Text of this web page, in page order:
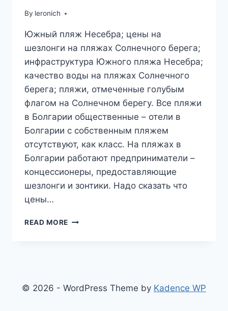
By leronich
Южный пляж Несебра; цены на
шезлонги на пляжах Солнечного берега;
инфраструктура Южного пляжа Несебра;
качество воды на пляжах Солнечного
берега; пляжи, отмеченные голубым
флагом на Солнечном берегу. Все пляжи
в Болгарии общественные – отели в
Болгарии с собственным пляжем
отсутствуют, как класс. На пляжах в
Болгарии работают предприниматели –
концессионеры, предоставляющие
шезлонги и зонтики. Надо сказать что
цены…
READ MORE БОЛГАРИЯ.
© 2026 - WordPress Theme by Kadence WP